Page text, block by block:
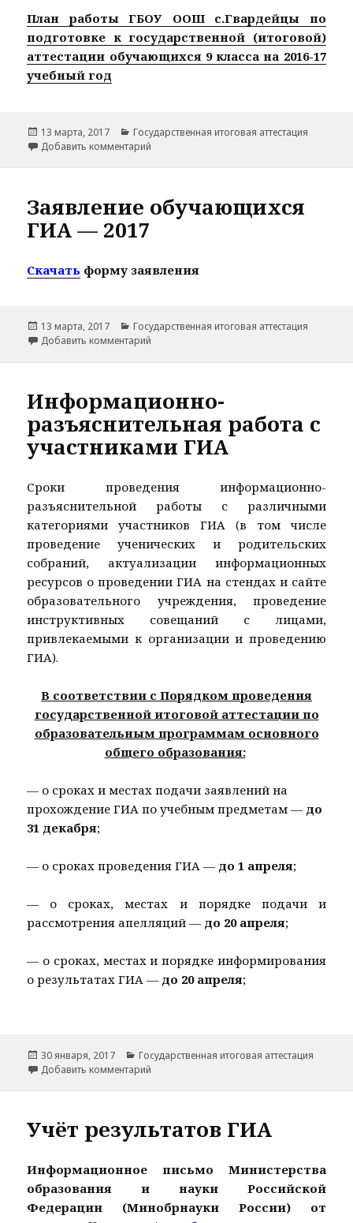
План работы ГБОУ ООШ с.Гвардейцы по
подготовке к государственной (итоговой)
аттестации обучающихся 9 класса на 2016-17
учебный год
Опубликовано
13 марта, 2017 Рубрики
Государственная итоговая аттестация
Добавить комментарий
Заявление обучающихся
ГИА — 2017
Скачать форму заявления
Опубликовано
13 марта, 2017 Рубрики
Государственная итоговая аттестация
Добавить комментарий
Информационно-
разъяснительная работа с
участниками ГИА
Сроки проведения информационно-
разъяснительной работы с различными
категориями участников ГИА (в том числе
проведение ученических и родительских
собраний, актуализации информационных
ресурсов о проведении ГИА на стендах и сайте
образовательного учреждения, проведение
инструктивных совещаний с лицами,
привлекаемыми к организации и проведению
ГИА).
В соответствии с Порядком проведения
государственной итоговой аттестации по
образовательным программам основного
общего образования:
— о сроках и местах подачи заявлений на
прохождение ГИА по учебным предметам — до
31 декабря;
— о сроках проведения ГИА — до 1 апреля;
— о сроках, местах и порядке подачи и
рассмотрения апелляций — до 20 апреля;
— о сроках, местах и порядке информирования
о результатах ГИА — до 20 апреля;
Опубликовано
30 января, 2017 Рубрики
Государственная итоговая аттестация
Добавить комментарий
Учёт результатов ГИА
Информационное письмо Министерства
образования и науки Российской
Федерации (Минобрнауки России) от